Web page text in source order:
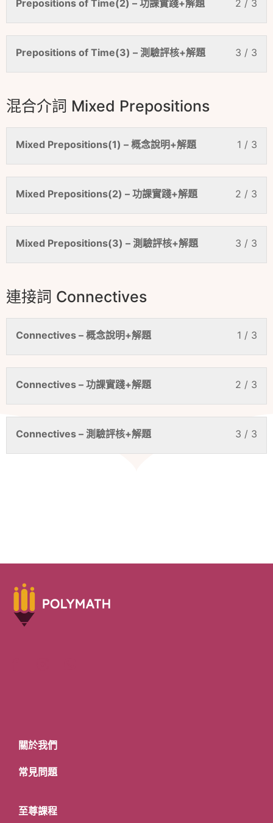
2 / 3
Prepositions of Time(2) – 功課實踐+解題
3 / 3
Prepositions of Time(3) – 測驗評核+解題
混合介詞 Mixed Prepositions
1 / 3
Mixed Prepositions(1) – 概念說明+解題
2 / 3
Mixed Prepositions(2) – 功課實踐+解題
3 / 3
Mixed Prepositions(3) – 測驗評核+解題
連接詞 Connectives
1 / 3
Connectives – 概念說明+解題
2 / 3
Connectives – 功課實踐+解題
3 / 3
Connectives – 測驗評核+解題
關於我們
常見問題
至尊課程